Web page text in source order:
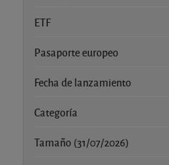
ETF
Pasaporte europeo
Fecha de lanzamiento
Categoría
Tamaño (31/07/2026)